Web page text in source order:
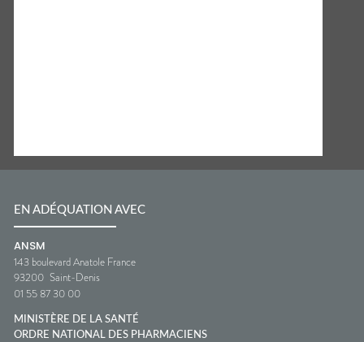
EN ADÉQUATION AVEC
ANSM
143 boulevard Anatole France
93200 Saint-Denis
01 55 87 30 00
MINISTÈRE DE LA SANTÉ
ORDRE NATIONAL DES PHARMACIENS